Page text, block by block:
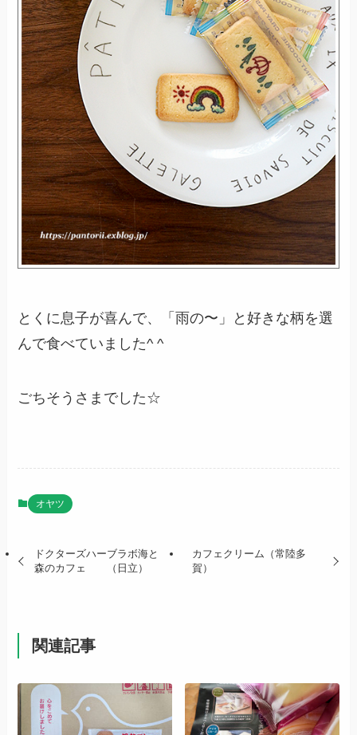
とくに息子が喜んで、「雨の〜」と好きな柄を選
んで食べていました^ ^
ごちそうさまでした☆
オヤツ
ドクターズハーブラボ海と
森のカフェ （日立）
カフェクリーム（常陸多
賀）
関連記事